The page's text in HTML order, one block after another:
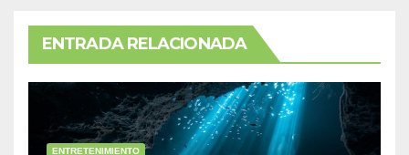
ENTRADA RELACIONADA
ENTRETENIMIENTO